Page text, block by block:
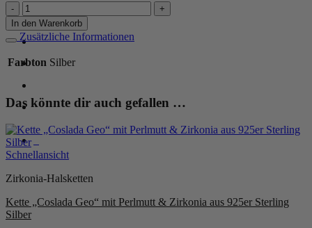
Anmelden / Registrieren
Kugelkette
„Coslic“
aus
925er
Sterling
Silber
Menge
In den Warenkorb
Zusätzliche Informationen
Farbton Silber
Das könnte dir auch gefallen …
Schnellansicht
Zirkonia-Halsketten
Kette „Coslada Geo“ mit Perlmutt & Zirkonia aus 925er Sterling
Silber